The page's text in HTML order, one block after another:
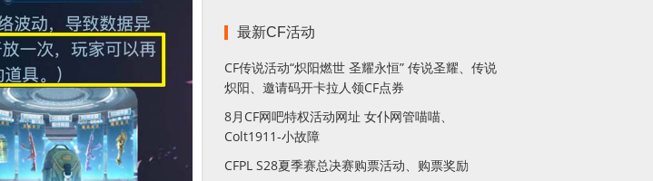
最新CF活动
CF传说活动“炽阳燃世 圣耀永恒” 传说圣耀、传说
炽阳、邀请码开卡拉人领CF点券
8月CF网吧特权活动网址 女仆网管喵喵、
Colt1911-小故障
CFPL S28夏季赛总决赛购票活动、购票奖励